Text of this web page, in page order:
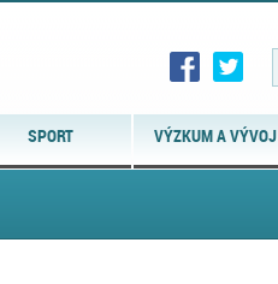
SPORT VÝZKUM A VÝVOJ